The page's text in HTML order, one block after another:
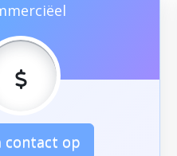
contact op